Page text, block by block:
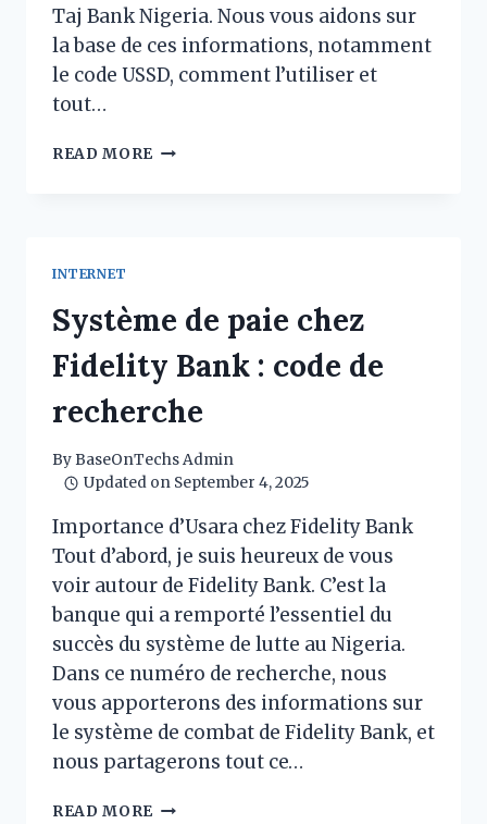
Taj Bank Nigeria. Nous vous aidons sur
la base de ces informations, notamment
le code USSD, comment l’utiliser et
tout…
READ MORE CODE
GUIDE
COMPLET
HAOUSSA
INTERNET
Système de paie chez
Fidelity Bank : code de
recherche
ByBaseOnTechs Admin
Updated on September 4, 2025
Importance d’Usara chez Fidelity Bank
Tout d’abord, je suis heureux de vous
voir autour de Fidelity Bank. C’est la
banque qui a remporté l’essentiel du
succès du système de lutte au Nigeria.
Dans ce numéro de recherche, nous
vous apporterons des informations sur
le système de combat de Fidelity Bank, et
nous partagerons tout ce…
READ MORE SYSTÈME